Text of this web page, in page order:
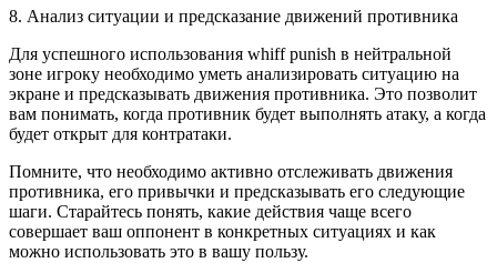
8. Анализ ситуации и предсказание движений противника
Для успешного использования whiff punish в нейтральной
зоне игроку необходимо уметь анализировать ситуацию на
экране и предсказывать движения противника. Это позволит
вам понимать, когда противник будет выполнять атаку, а когда
будет открыт для контратаки.
Помните, что необходимо активно отслеживать движения
противника, его привычки и предсказывать его следующие
шаги. Старайтесь понять, какие действия чаще всего
совершает ваш оппонент в конкретных ситуациях и как
можно использовать это в вашу пользу.